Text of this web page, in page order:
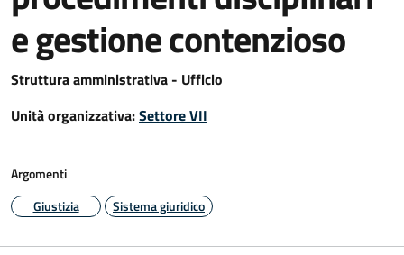
e gestione contenzioso
Struttura amministrativa - Ufficio
Unità organizzativa:Settore VII
Argomenti
Giustizia
Sistema giuridico